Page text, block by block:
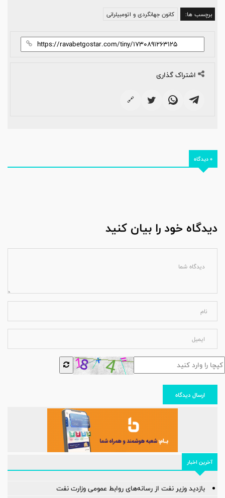
برچسب ها: کانون جهانگردی و اتومبیلرانی
اشتراک گذاری
🔗
0 دیدگاه
دیدگاه خود را بیان کنید
ارسال دیدگاه
آخرین اخبار
بازدید وزیر نفت از رسانه‌های روابط عمومی وزارت نفت